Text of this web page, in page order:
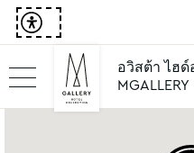
อวิสต้า ไฮด์
MGALLERY